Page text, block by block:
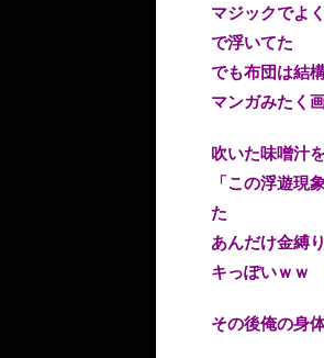
マジックでよ
で浮いてた
でも布団は結
マンガみたく
吹いた味噌汁
「この浮遊現
た
あんだけ金縛
キっぽいｗｗ
その後俺の身